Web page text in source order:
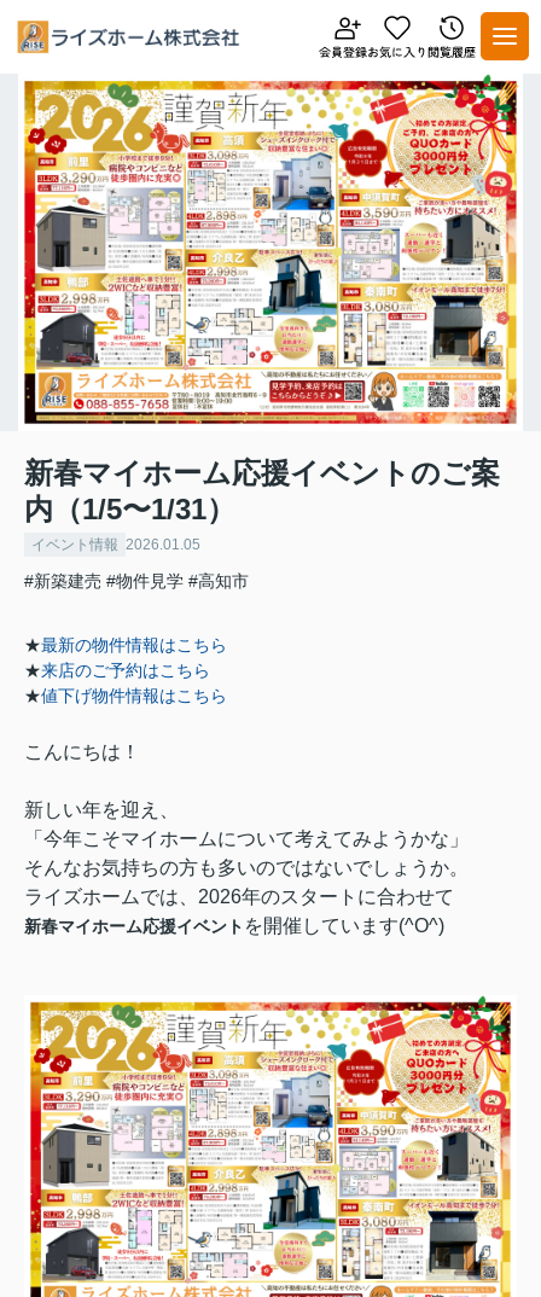
新春マイホーム応援イベントのご案
内（1/5〜1/31）
イベント情報 2026.01.05
#新築建売 #物件見学 #高知市
★最新の物件情報はこちら
★来店のご予約はこちら
★値下げ物件情報はこちら
こんにちは！
新しい年を迎え、
「今年こそマイホームについて考えてみようかな」
そんなお気持ちの方も多いのではないでしょうか。
ライズホームでは、2026年のスタートに合わせて
新春マイホーム応援イベント を開催しています(^O^)